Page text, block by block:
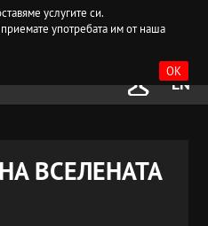
услугите си.
употребата им от наша
OK
EN
ВСЕЛЕНАТА